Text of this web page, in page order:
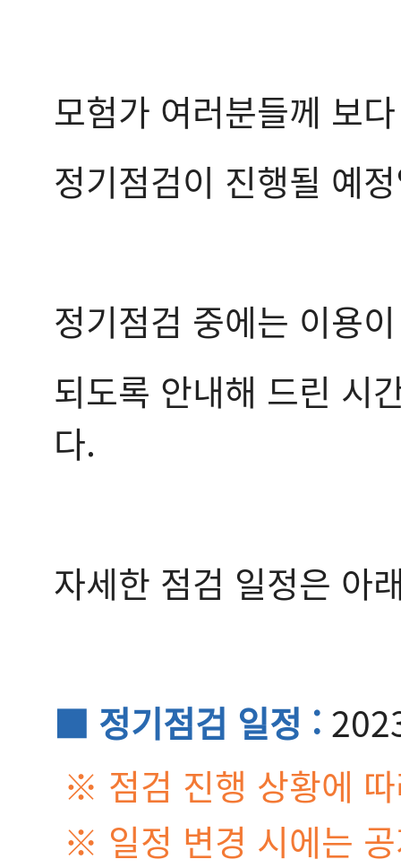
모험가 여러분들께 보
정기점검이 진행될 예
정기점검 중에는 이용
되도록 안내해 드린 시
다.
자세한 점검 일정은 아
■ 정기점검 일정 :
※ 점검 진행 상황에
※ 일정 변경 시에는